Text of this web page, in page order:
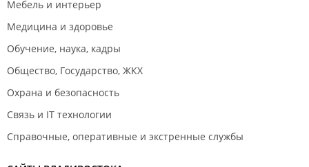
Мебель и интерьер
Медицина и здоровье
Обучение, наука, кадры
Общество, Государство, ЖКХ
Охрана и безопасность
Связь и IT технологии
Справочные, оперативные и экстренные службы